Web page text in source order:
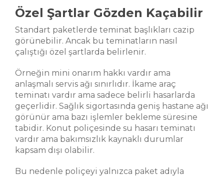
Özel Şartlar Gözden Kaçabilir
Standart paketlerde teminat başlıkları cazip
görünebilir. Ancak bu teminatların nasıl
çalıştığı özel şartlarda belirlenir.
Örneğin mini onarım hakkı vardır ama
anlaşmalı servis ağı sınırlıdır. İkame araç
teminatı vardır ama sadece belirli hasarlarda
geçerlidir. Sağlık sigortasında geniş hastane ağı
görünür ama bazı işlemler bekleme süresine
tabidir. Konut poliçesinde su hasarı teminatı
vardır ama bakımsızlık kaynaklı durumlar
kapsam dışı olabilir.
Bu nedenle poliçeyi yalnızca paket adıyla